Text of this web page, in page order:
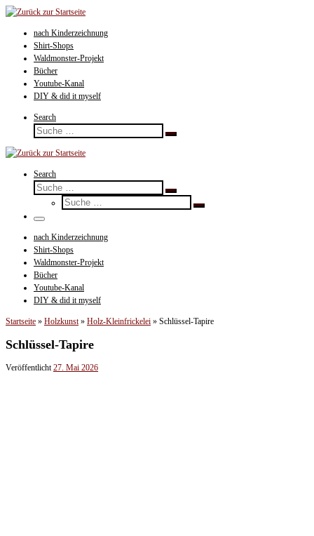
Zum
springen nach Kinderzeichnung
Shirt-Shops
Waldmonster-Projekt
Bücher
Youtube-Kanal
DIY & did it myself
Search
Suche
Suche
Search
Suche
Suche
…
Suche
Suche
Menü
nach Kinderzeichnung
Shirt-Shops
Waldmonster-Projekt
Bücher
Youtube-Kanal
DIY & did it myself
Startseite » Holzkunst » Holz-Kleinfrickelei » Schlüssel-Tapire
Schlüssel-Tapire
Veröffentlicht27. Mai 2026